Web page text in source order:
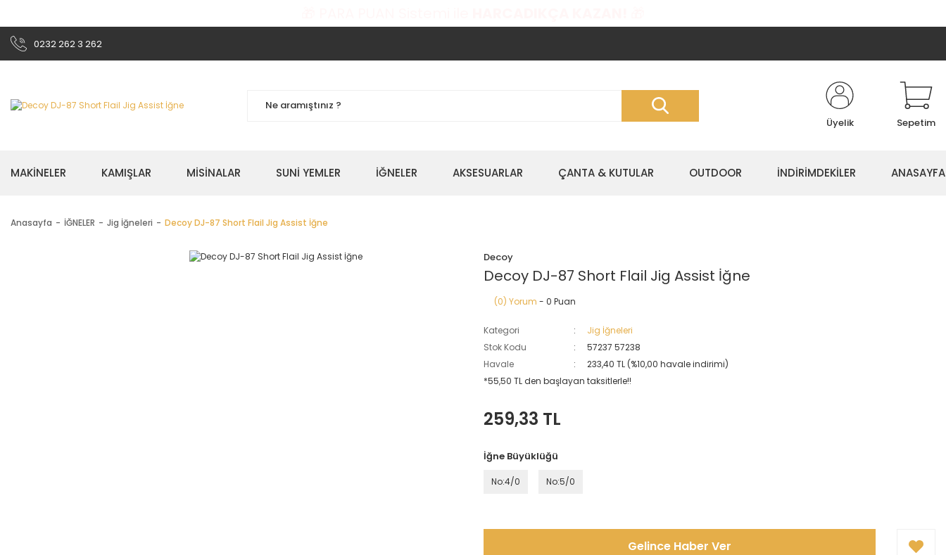
0232 262 3 262
Üyelik Sepetim
MAKİNELER KAMIŞLAR MİSİNALAR SUNİ YEMLER İĞNELER AKSESUARLAR ÇANTA & KUTULAR OUTDOOR İNDİRİMDEKİLER ANASAYFA
Anasayfa İĞNELER Jig İğneleri Decoy DJ-87 Short Flail Jig Assist İğne
Decoy
Decoy DJ-87 Short Flail Jig Assist İğne
(0) Yorum - 0 Puan
Kategori
Jig İğneleri
Stok Kodu
57237 57238
Havale
233,40 TL (%10,00 havale indirimi)
*55,50 TL den başlayan taksitlerle!!
259,33 TL
İğne Büyüklüğü
No:4/0 No:5/0
Gelince Haber Ver